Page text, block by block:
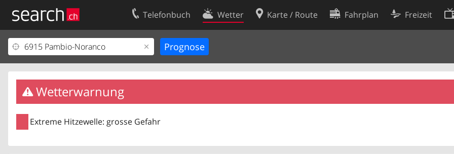
Telefonbuch Wetter Karte / Route Fahrplan Freizeit
Wetterwarnung
Extreme Hitzewelle: grosse Gefahr
Ihr Eintrag
Kundencenter Geschäftskunden
Impressum
Kontakt
Nutzungsbedingungen
Datenschutzerklärung
Cookie-Einstellungen
Entwickler